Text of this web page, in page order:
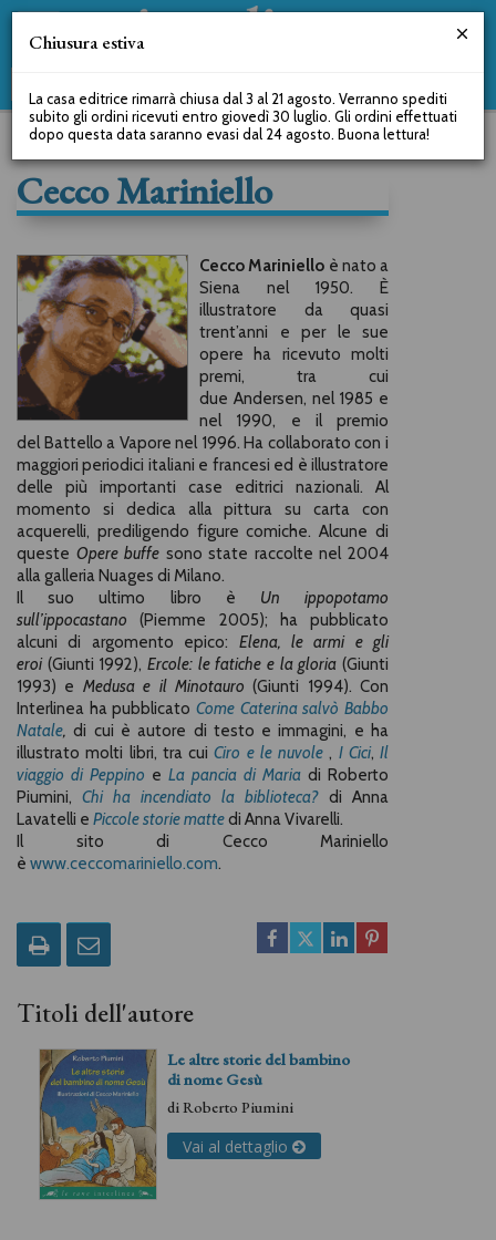
Cecco Mariniello
Cecco Mariniello è nato a
Siena nel 1950. È
illustratore da quasi
trent’anni e per le sue
opere ha ricevuto molti
premi, tra cui
due Andersen, nel 1985 e
nel 1990, e il premio
del Battello a Vapore nel 1996. Ha collaborato con i
maggiori periodici italiani e francesi ed è illustratore
delle più importanti case editrici nazionali. Al
momento si dedica alla pittura su carta con
acquerelli, prediligendo figure comiche. Alcune di
queste Opere buffe sono state raccolte nel 2004
alla galleria Nuages di Milano.
Il suo ultimo libro è Un ippopotamo
sull’ippocastano(Piemme 2005); ha pubblicato
alcuni di argomento epico: Elena, le armi e gli
eroi (Giunti 1992),Ercole: le fatiche e la gloria(Giunti
1993) e Medusa e il Minotauro(Giunti 1994). Con
Interlinea ha pubblicato Come Caterina salvò Babbo
Natale,di cui è autore di testo e immagini, e ha
illustrato molti libri, tra cuiCiro e le nuvole , I Cici, Il
viaggio di Peppino e La pancia di Maria di Roberto
Piumini, Chi ha incendiato la biblioteca? di Anna
Lavatelli e Piccole storie mattedi Anna Vivarelli.
Il sito di Cecco Mariniello
è www.ceccomariniello.com.
Titoli dell'autore
Le altre storie del bambino
di nome Gesù
diRoberto Piumini
Vai al dettaglio
Chiusura estiva
La casa editrice rimarrà chiusa dal 3 al 21 agosto. Verranno spediti
subito gli ordini ricevuti entro giovedì 30 luglio. Gli ordini effettuati
dopo questa data saranno evasi dal 24 agosto. Buona lettura!